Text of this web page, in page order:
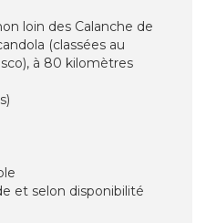
loin des Calanche de
(classées au
à 80 kilomètres
et selon disponibilité